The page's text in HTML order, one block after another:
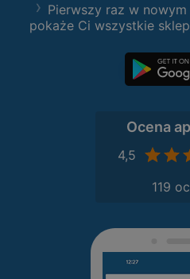
Pierwszy raz w
pokaże Ci wszystkie
Ocena
4,5
119